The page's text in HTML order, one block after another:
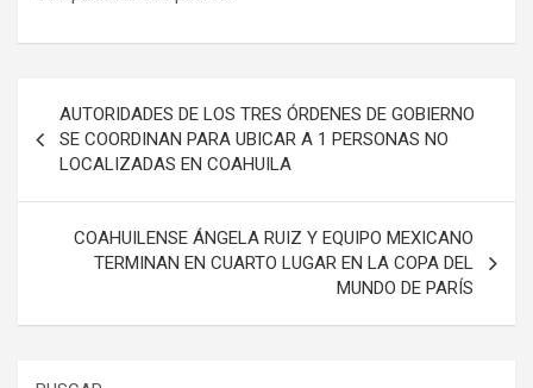
de
entradas
AUTORIDADES DE LOS TRES ÓRDENES DE GOBIERNO
SE COORDINAN PARA UBICAR A 1 PERSONAS NO
LOCALIZADAS EN COAHUILA
COAHUILENSE ÁNGELA RUIZ Y EQUIPO MEXICANO
TERMINAN EN CUARTO LUGAR EN LA COPA DEL
MUNDO DE PARÍS